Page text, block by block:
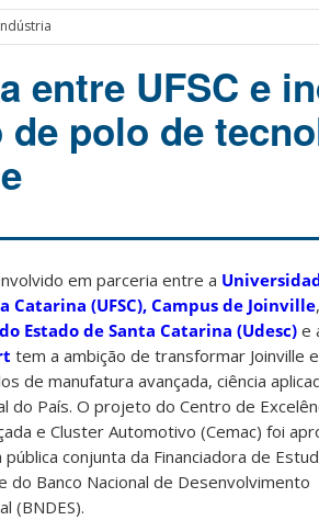
entre UFSC e
de polo de
em parceria entre a
Catarina (UFSC), Campus de Joinville,
Estado de Santa Catarina (Udesc) e
tem a ambição de transformar Joinville
de manufatura avançada, ciência
do País. O projeto do Centro de
e Cluster Automotivo (Cemac) foi
pública conjunta da Financiadora de
do Banco Nacional de Desenvolvimento
(BNDES).